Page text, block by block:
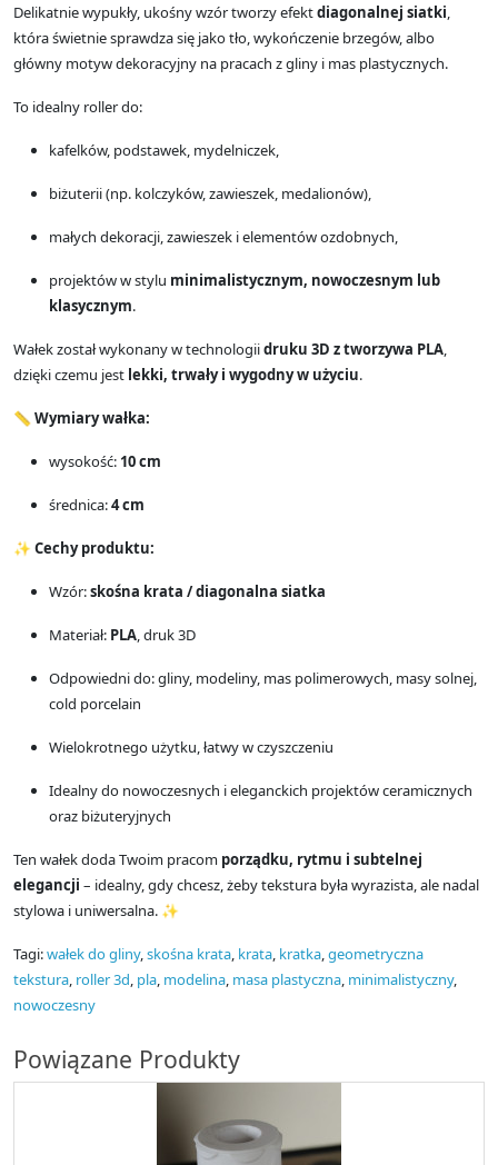
Delikatnie wypukły, ukośny wzór tworzy efektdiagonalnej siatki,
która świetnie sprawdza się jako tło, wykończenie brzegów, albo
główny motyw dekoracyjny na pracach z gliny i mas plastycznych.
To idealny roller do:
kafelków, podstawek, mydelniczek,
biżuterii (np. kolczyków, zawieszek, medalionów),
małych dekoracji, zawieszek i elementów ozdobnych,
projektów w stylu minimalistycznym, nowoczesnym lub
klasycznym.
Wałek został wykonany w technologiidruku 3D z tworzywa PLA,
dzięki czemu jest lekki, trwały i wygodny w użyciu.
📏Wymiary wałka:
wysokość: 10 cm
średnica:4 cm
✨ Cechy produktu:
Wzór:skośna krata / diagonalna siatka
Materiał: PLA, druk 3D
Odpowiedni do: gliny, modeliny, mas polimerowych, masy solnej,
cold porcelain
Wielokrotnego użytku, łatwy w czyszczeniu
Idealny do nowoczesnych i eleganckich projektów ceramicznych
oraz biżuteryjnych
Ten wałek doda Twoim pracom porządku, rytmu i subtelnej
elegancji – idealny, gdy chcesz, żeby tekstura była wyrazista, ale nadal
stylowa i uniwersalna. ✨
Tagi:wałek do gliny,skośna krata, krata, kratka,geometryczna
tekstura, roller 3d, pla, modelina, masa plastyczna, minimalistyczny,
nowoczesny
Powiązane Produkty